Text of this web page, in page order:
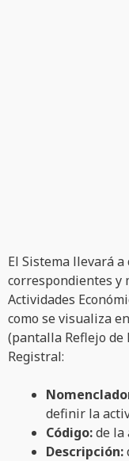
El Sistema llevará
correspondientes y
Actividades
como se visualiza
(pantalla Reflejo de
Registral:
definir la
Código:de la
Descripción: